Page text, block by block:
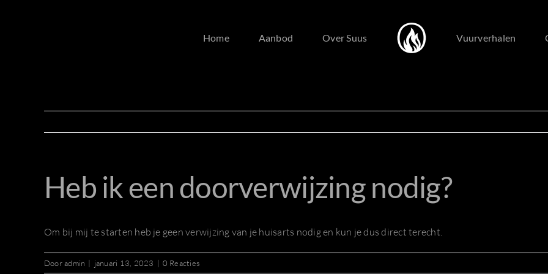
Home Aanbod Over Suus Vuurverhalen
Heb ik een doorverwijzing nodig?
Om bij mij te starten heb je geen verwijzing van je huisarts nodig en kun je dus direct terecht.
Dooradmin | januari 13, 2023 | 0 Reacties